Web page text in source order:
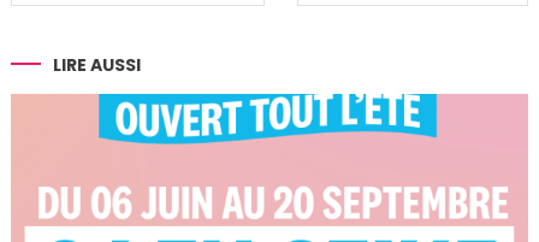
l’article
LIRE AUSSI